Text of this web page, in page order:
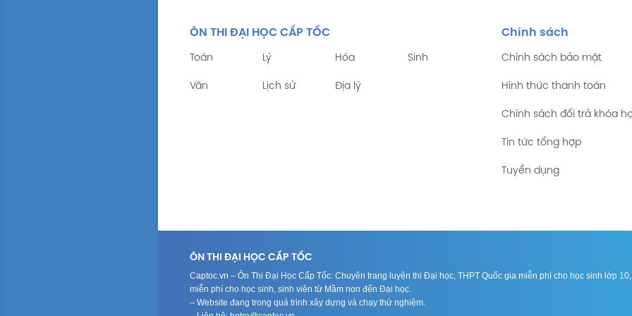
ÔN THI ĐẠI HỌC CẤP TỐC
Toán Lý Hóa Sinh
Văn Lịch sử Địa lý
Chính sách
Chính sách bảo mật
Hình thức thanh toán
Chính sách đổi trả khóa
Tin tức tổng hợp
Tuyển dụng
ÔN THI ĐẠI HỌC CẤP TỐC
Captoc.vn – Ôn Thi Đại Học Cấp Tốc: Chuyên trang luyện thi Đại học, THPT Quốc gia miễn phí cho học sinh lớp
miễn phí cho học sinh, sinh viên từ Mầm non đến Đại học.
– Website đang trong quá trình xây dựng và chạy thử nghiệm.